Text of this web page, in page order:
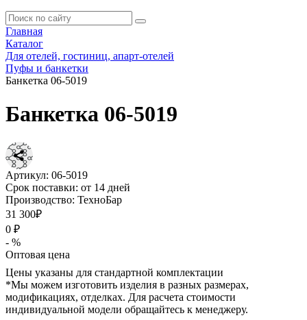
Главная
Каталог
Для отелей, гостиниц, апарт-отелей
Пуфы и банкетки
Банкетка 06-5019
Банкетка 06-5019
Артикул: 06-5019
Срок поставки: от 14 дней
Производство: ТехноБар
31 300₽
0 ₽
- %
Оптовая цена
Цены указаны для стандартной комплектации
*Мы можем изготовить изделия в разных размерах,
модификациях, отделках. Для расчета стоимости
индивидуальной модели обращайтесь к менеджеру.